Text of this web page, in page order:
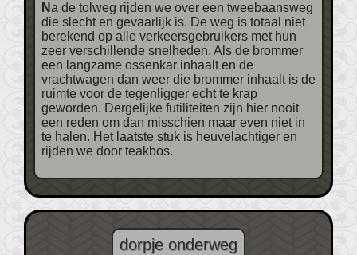
Na de tolweg rijden we over een tweebaansweg
die slecht en gevaarlijk is. De weg is totaal niet
berekend op alle verkeersgebruikers met hun
zeer verschillende snelheden. Als de brommer
een langzame ossenkar inhaalt en de
vrachtwagen dan weer die brommer inhaalt is de
ruimte voor de tegenligger echt te krap
geworden. Dergelijke futiliteiten zijn hier nooit
een reden om dan misschien maar even niet in
te halen. Het laatste stuk is heuvelachtiger en
rijden we door teakbos.
dorpje onderweg